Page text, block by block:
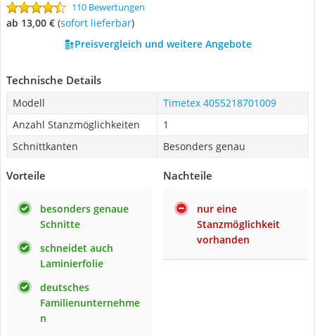
110 Bewertungen
ab 13,00 € ( Sofort lieferbar)
Preisvergleich und weitere Angebote
Technische Details
Modell
Timetex 4055218701009
Anzahl Stanzmöglichkeiten
1
Schnittkanten
Besonders genau
Vorteile
besonders genaue
Schnitte
schneidet auch
Laminierfolie
deutsches
Familienunternehme
n
Nachteile
nur eine
Stanzmöglichkeit
vorhanden